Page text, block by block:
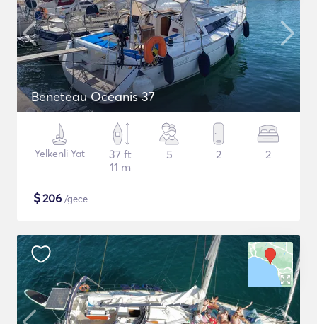
Beneteau Oceanis 37
Yelkenli Yat
37 ft
11 m
5 2 2
$206 /gece